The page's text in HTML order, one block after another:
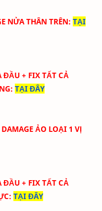
NỬA THÂN TRÊN: TẠI
ĐẦU + FIX TẤT CẢ
: TẠI ĐÂY
DAMAGE ẢO LOẠI 1 VỊ
ĐẦU + FIX TẤT CẢ
: TẠI ĐÂY